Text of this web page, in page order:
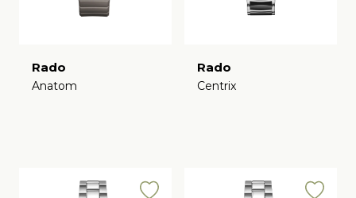
Rado
Anatom
Rado
Centrix